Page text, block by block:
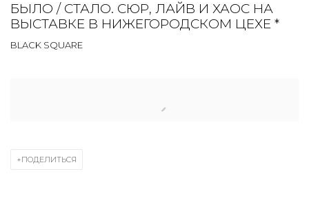
БЫЛО / СТАЛО. СЮР, ЛАЙВ И ХАОС НА
ВЫСТАВКЕ В НИЖЕГОРОДСКОМ ЦЕХЕ *
BLACK SQUARE
ПОДЕЛИТЬСЯ